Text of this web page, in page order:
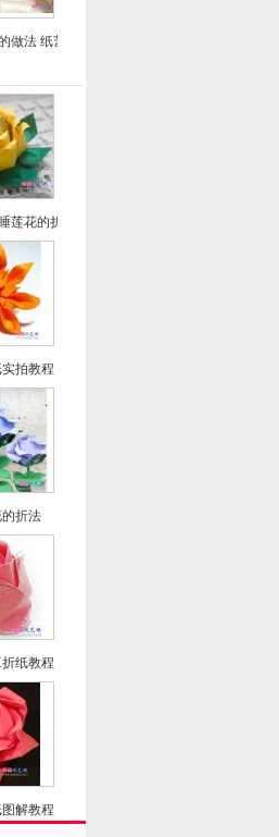
做法 纸艺花制作教程
莲花的折纸方法 纸艺制作教程大全
拍教程
折法
纸教程
解教程